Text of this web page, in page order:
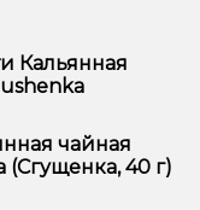
Кальянная
Sgushenka
качеством,
чайная
(Сгущенка, 40 г)